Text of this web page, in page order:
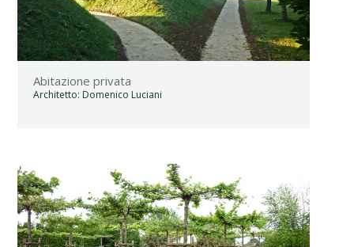
Abitazione privata
Architetto: Domenico Luciani